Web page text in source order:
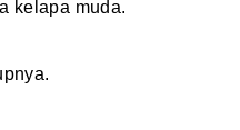
kelapa muda.